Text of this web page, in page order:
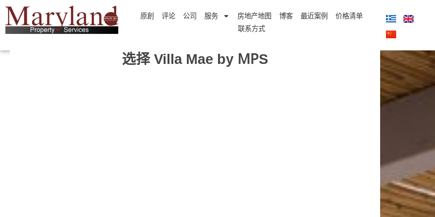
原創 评论 公司 服务 房地产地图 博客 最近案例
价格清单
联系方式
选择 Villa Mae by ΜΡS